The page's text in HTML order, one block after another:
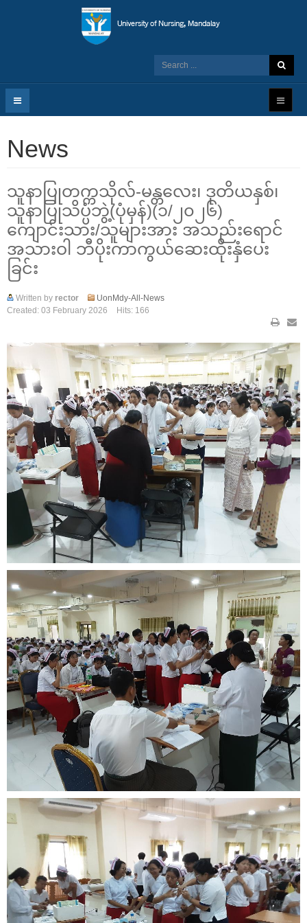
News
သူနာပြုတက္ကသိုလ်-မန္တလေး၊ ဒုတိယနှစ်၊
သူနာပြုသိပ္ပံဘွဲ့(ပုံမှန်)(၁/၂၀၂၆)
ကျောင်းသား/သူများအား အသည်းရောင်
အသားဝါ ဘီပိုးကာကွယ်ဆေးထိုးနှံပေး
ခြင်း
Written by rector
UonMdy-All-News
Created: 03 February 2026
Hits: 166